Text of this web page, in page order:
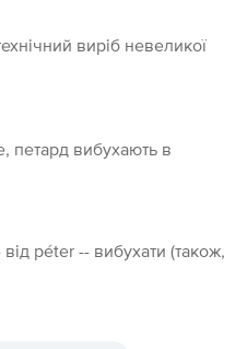
виріб невеликої
петард вибухають в
péter -- вибухати (також,